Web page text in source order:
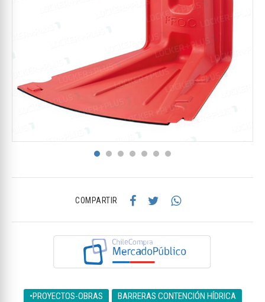
COMPARTIR
•PROYECTOS-OBRAS
BARRERAS CONTENCIÓN HÍDRICA